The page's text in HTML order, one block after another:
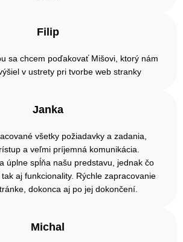
Filip
sa chcem poďakovať Mišovi, ktorý nám
v ustrety pri tvorbe web stranky
Janka
všetky požiadavky a zadania,
a veľmi príjemná komunikácia.
úplne spĺňa našu predstavu, jednak čo
aj funkcionality. Rýchle zapracovanie
dokonca aj po jej dokončení.
Michal